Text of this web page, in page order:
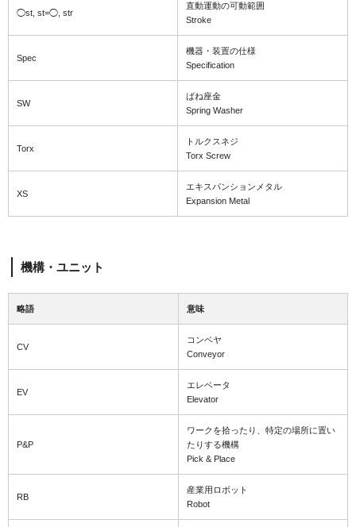
◯st, st=◯, str
直動運動の可動範囲
Stroke
Spec
機器・装置の仕様
Specification
SW
ばね座金
Spring Washer
Torx
トルクスネジ
Torx Screw
XS
エキスパンションメタル
Expansion Metal
機構・ユニット
略語 意味
CV
コンベヤ
Conveyor
EV
エレベータ
Elevator
P&P
ワークを拾ったり、特定の場所に置い
たりする機構
Pick & Place
RB
産業用ロボット
Robot